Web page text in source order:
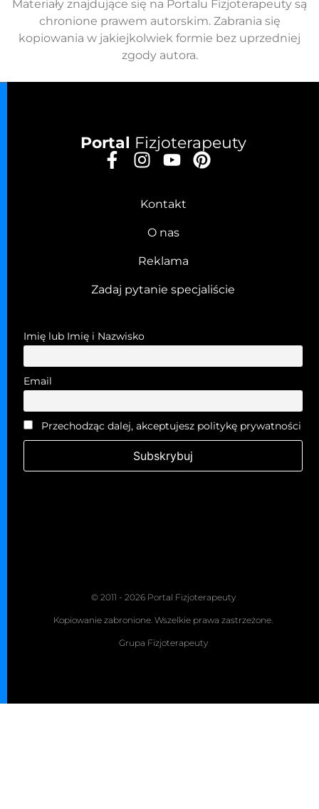
Materiały znajdujące się na Portalu Fizjoterapeuty są
chronione prawem autorskim. Zabrania się
kopiowania w jakiejkolwiek formie bez uprzedniej
zgody autora.
Portal Fizjoterapeuty
Kontakt
O nas
Reklama
Zadaj pytanie specjaliście
Imię lub Imię i Nazwisko
Email
Przechodząc dalej, akceptujesz politykę prywatności
© 2011 - 2026 Portal Fizjoterapeuty
Kopiowanie zabronione. Wszelkie prawa zastrzeżone.
Grupa Fizjoterapeuty